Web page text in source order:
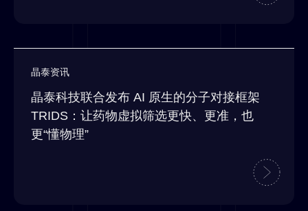
晶泰资讯
晶泰科技联合发布 AI 原生的分子对接框架
TRIDS：让药物虚拟筛选更快、更准，也
更“懂物理”